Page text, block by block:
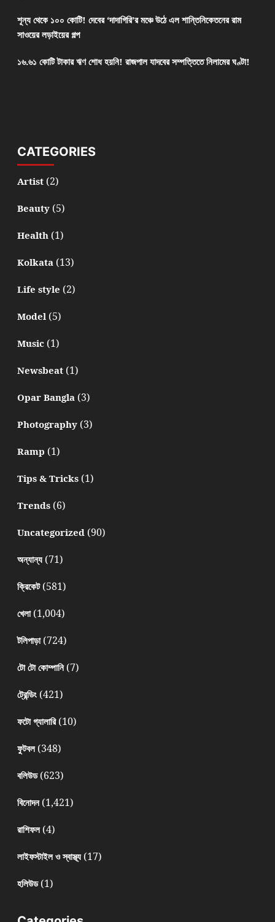
শূন্য থেকে ১০০ কোটি! দেবের ‘দাদাগিরি’র মঞ্চে উঠে এল শান্তিনিকেতনের রাম
সাওয়ের লড়াইয়ের গল্প
১৬.৬১ কোটি টাকার ঋণ শোধ হয়নি! রাজপাল যাদবের সম্পত্তিতে নিলামের ঘণ্টা!
CATEGORIES
Artist(2)
Beauty(5)
Health(1)
Kolkata(13)
Life style (2)
Model(5)
Music(1)
Newsbeat(1)
Opar Bangla(3)
Photography(3)
Ramp (1)
Tips & Tricks(1)
Trends(6)
Uncategorized(90)
অন্যান্য(71)
ক্রিকেট(581)
খেলা(1,004)
টলিপাড়া(724)
টো টো কোম্পানি(7)
ট্রেন্ডিং(421)
ফটো গ্যালারি(10)
ফুটবল(348)
বলিউড(623)
বিনোদন(1,421)
রাশিফল(4)
লাইফস্টাইল ও স্বাস্থ্য(17)
হলিউড(1)